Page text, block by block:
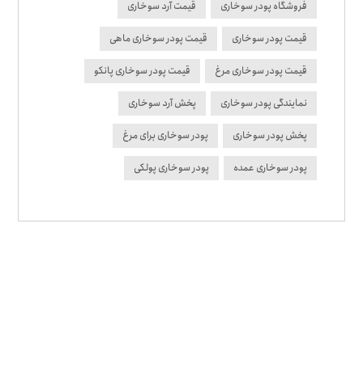
فروشگاه پودر سوخاری قیمت آرد سوخاری
قیمت پودر سوخاری قیمت پودر سوخاری ماهی
قیمت پودر سوخاری مرغ قیمت پودر سوخاری پانکو
نمایندگی پودر سوخاری پخش آرد سوخاری
پخش پودر سوخاری پودر سوخاری برای مرغ
پودر سوخاری عمده پودر سوخاری پولکی